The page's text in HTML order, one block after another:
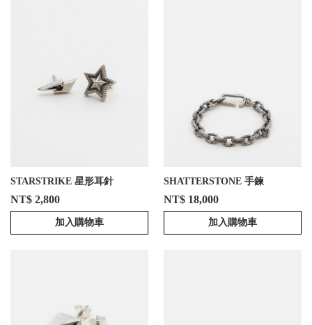
STARSTRIKE 星形耳針
NT$ 2,800
加入購物車
SHATTERSTONE 手鍊
NT$ 18,000
加入購物車